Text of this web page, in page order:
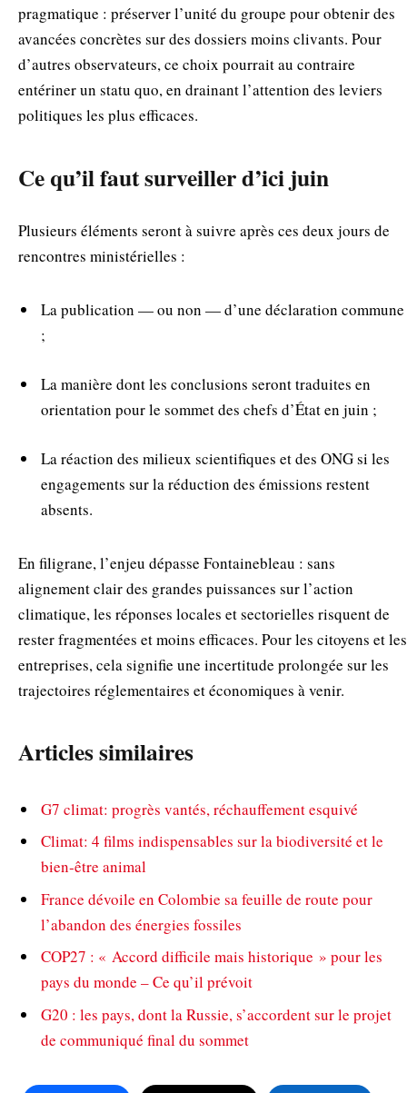
pragmatique : préserver l’unité du groupe pour obtenir des
avancées concrètes sur des dossiers moins clivants. Pour
d’autres observateurs, ce choix pourrait au contraire
entériner un statu quo, en drainant l’attention des leviers
politiques les plus efficaces.
Ce qu’il faut surveiller d’ici juin
Plusieurs éléments seront à suivre après ces deux jours de
rencontres ministérielles :
La publication — ou non — d’une déclaration commune
;
La manière dont les conclusions seront traduites en
orientation pour le sommet des chefs d’État en juin ;
La réaction des milieux scientifiques et des ONG si les
engagements sur la réduction des émissions restent
absents.
En filigrane, l’enjeu dépasse Fontainebleau : sans
alignement clair des grandes puissances sur l’action
climatique, les réponses locales et sectorielles risquent de
rester fragmentées et moins efficaces. Pour les citoyens et les
entreprises, cela signifie une incertitude prolongée sur les
trajectoires réglementaires et économiques à venir.
Articles similaires
G7 climat: progrès vantés, réchauffement esquivé
Climat: 4 films indispensables sur la biodiversité et le
bien‑être animal
France dévoile en Colombie sa feuille de route pour
l’abandon des énergies fossiles
COP27 : « Accord difficile mais historique » pour les
pays du monde – Ce qu’il prévoit
G20 : les pays, dont la Russie, s’accordent sur le projet
de communiqué final du sommet